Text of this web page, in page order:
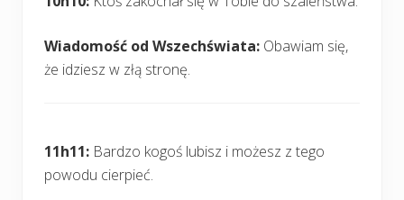
Wiadomość od Wszechświata: Obawiam się,
że idziesz w złą stronę.
11h11: Bardzo kogoś lubisz i możesz z tego
powodu cierpieć.